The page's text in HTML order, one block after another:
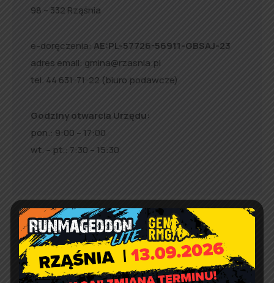
98 – 332 Rząśnia
e-doręczenia: AE:PL-57726-56911-GBSAJ-23
adres email: gmina@rzasnia.pl
tel. 44 631-71-22 (biuro podawcze)
Godziny otwarcia Urzędu:
pon.: 9:00 – 17:00
wt. – pt.: 7:30 – 15:30
Jakość powietrza